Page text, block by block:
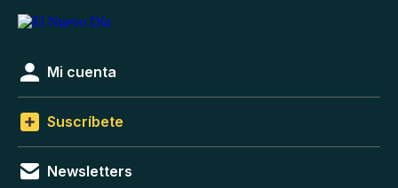
Mi cuenta
Suscríbete
Newsletters